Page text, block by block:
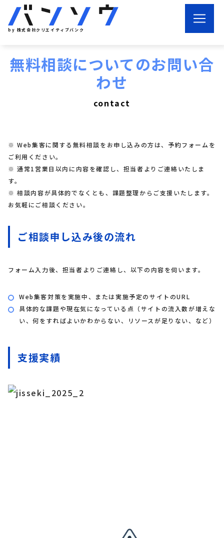
by 株式会社クリエイティブバンク
無料相談についてのお問い合
わせ
contact
※ Web集客に関する無料相談をお申し込みの方は、予約フォームを
ご利用ください。
※ 通常1営業日以内に内容を確認し、担当者よりご連絡いたしま
す。
※ 相談内容が具体的でなくとも、課題整理からご支援いたします。
お気軽にご相談ください。
ご相談申し込み後の流れ
フォーム入力後、担当者よりご連絡し、以下の内容を伺います。
Web集客対策を実施中、または実施予定のサイトのURL
具体的な課題や現在気になっている点（サイトの流入数が増えな
い、何をすればよいかわからない、リソースが足りない、など）
支援実績